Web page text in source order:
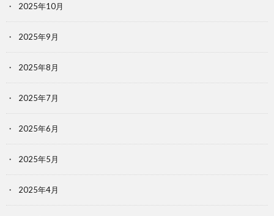
2025年10月
2025年9月
2025年8月
2025年7月
2025年6月
2025年5月
2025年4月